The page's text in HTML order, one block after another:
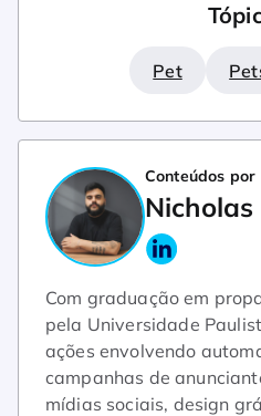
Pet
Conteúdos por
Nicholas
Com graduação em
pela Universidade
ações envolvendo
campanhas de
mídias sociais, design